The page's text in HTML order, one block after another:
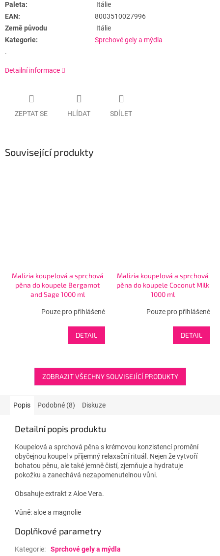
Paleta:
Itálie
EAN:
8003510027996
Země původu
Itálie
Kategorie:
Sprchové gely a mýdla
.
Detailní informace
ZEPTAT SE HLÍDAT SDÍLET
Související produkty
Malizia koupelová a sprchová
pěna do koupele Bergamot
and Sage 1000 ml
Pouze pro přihlášené
DETAIL
Malizia koupelová a sprchová
pěna do koupele Coconut Milk
1000 ml
Pouze pro přihlášené
DETAIL
ZOBRAZIT VŠECHNY SOUVISEJÍCÍ PRODUKTY
Popis Podobné (8) Diskuze
Detailní popis produktu
Koupelová a sprchová pěna s krémovou konzistencí promění
obyčejnou koupel v příjemný relaxační rituál. Nejen že vytvoří
bohatou pěnu, ale také jemně čistí, zjemňuje a hydratuje
pokožku a zanechává nezapomenutelnou vůni.
Obsahuje extrakt z Aloe Vera.
Vůně: aloe a magnolie
Doplňkové parametry
Kategorie:
Sprchové gely a mýdla